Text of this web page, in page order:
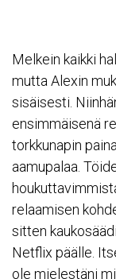
Melkein kaikki
mutta Alexin
sisäisesti.
ensimmäisenä
torkkunapin
aamupalaa.
relaamisen
sitten
Netflix päälle.
ole mielestäni